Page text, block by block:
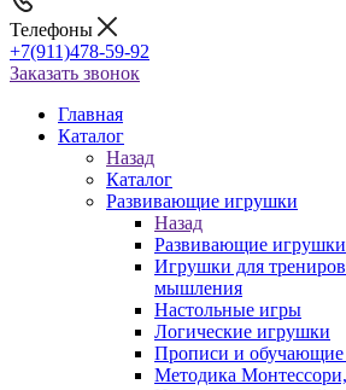
Телефоны
+7(911)478-59-92
Заказать звонок
Главная
Каталог
Назад
Каталог
Развивающие игрушки
Назад
Развивающие игрушки
Игрушки для
мышления
Настольные игры
Логические игрушки
Прописи и обучающие
Методика